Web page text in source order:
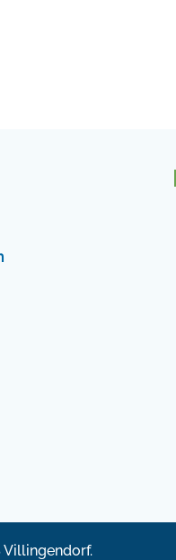
Villingendorf.